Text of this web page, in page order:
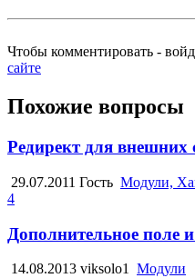
Чтобы комментировать -
сайте
Похожие вопросы
Редирект для внешних
29.07.2011 Гость Модули,
4
Дополнительное поле
14.08.2013 viksolo1 Модули